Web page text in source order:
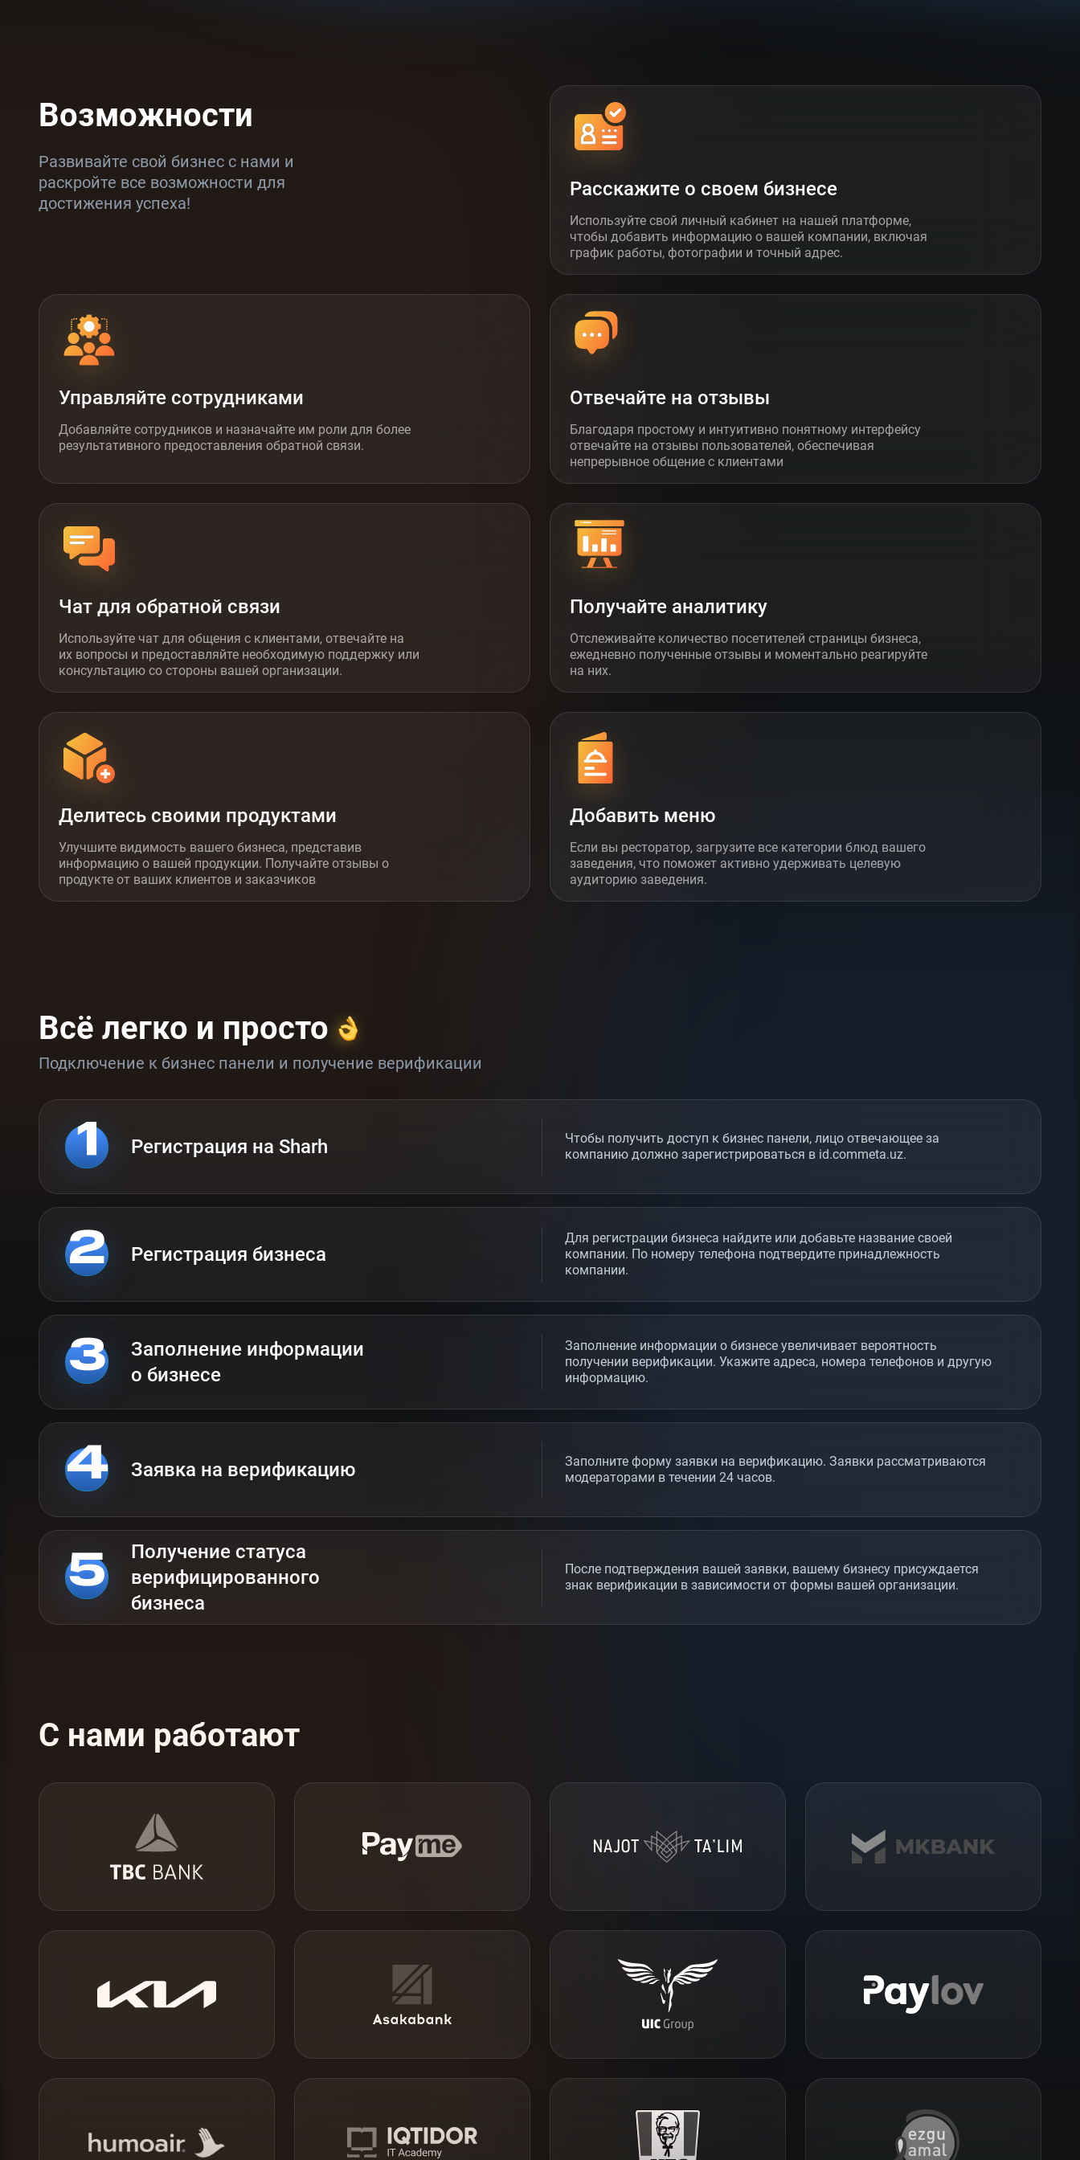
Возможности
Развивайте свой бизнес с нами и
раскройте все возможности для
достижения успеха!
Расскажите о своем бизнесе
Используйте свой личный кабинет на нашей платформе,
чтобы добавить информацию о вашей компании, включая
график работы, фотографии и точный адрес.
Управляйте сотрудниками
Добавляйте сотрудников и назначайте им роли для более
результативного предоставления обратной связи.
Отвечайте на отзывы
Благодаря простому и интуитивно понятному интерфейсу
отвечайте на отзывы пользователей, обеспечивая
непрерывное общение с клиентами
Чат для обратной связи
Используйте чат для общения с клиентами, отвечайте на
их вопросы и предоставляйте необходимую поддержку или
консультацию со стороны вашей организации.
Получайте аналитику
Отслеживайте количество посетителей страницы бизнеса,
ежедневно полученные отзывы и моментально реагируйте
на них.
Делитесь своими продуктами
Улучшите видимость вашего бизнеса, представив
информацию о вашей продукции. Получайте отзывы о
продукте от ваших клиентов и заказчиков
Добавить меню
Если вы ресторатор, загрузите все категории блюд вашего
заведения, что поможет активно удерживать целевую
аудиторию заведения.
Всё легко и просто
Подключение к бизнес панели и получение верификации
Регистрация на Sharh
Чтобы получить доступ к бизнес панели, лицо отвечающее за
компанию должно зарегистрироваться в id.commeta.uz.
Регистрация бизнеса
Для регистрации бизнеса найдите или добавьте название своей
компании. По номеру телефона подтвердите принадлежность
компании.
Заполнение информации
о бизнесе
Заполнение информации о бизнесе увеличивает вероятность
получении верификации. Укажите адреса, номера телефонов и другую
информацию.
Заявка на верификацию
Заполните форму заявки на верификацию. Заявки рассматриваются
модераторами в течении 24 часов.
Получение статуса
верифицированного
бизнеса
После подтверждения вашей заявки, вашему бизнесу присуждается
знак верификации в зависимости от формы вашей организации.
С нами работают